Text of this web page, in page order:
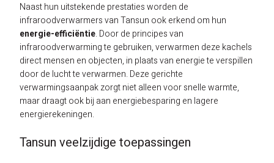
Naast hun uitstekende prestaties worden de
infraroodverwarmers van Tansun ook erkend om hun
energie-efficiëntie. Door de principes van
infraroodverwarming te gebruiken, verwarmen deze kachels
direct mensen en objecten, in plaats van energie te verspillen
door de lucht te verwarmen. Deze gerichte
verwarmingsaanpak zorgt niet alleen voor snelle warmte,
maar draagt ook bij aan energiebesparing en lagere
energierekeningen.
Tansun veelzijdige toepassingen